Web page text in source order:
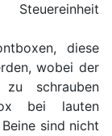
diese
wobei der
schrauben
bei lauten
sind nicht